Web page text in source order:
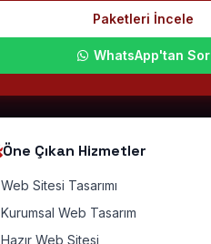
Paketleri İncele
WhatsApp'tan Sor
Öne Çıkan Hizmetler
Web Sitesi Tasarımı
Kurumsal Web Tasarım
Hazır Web Sitesi